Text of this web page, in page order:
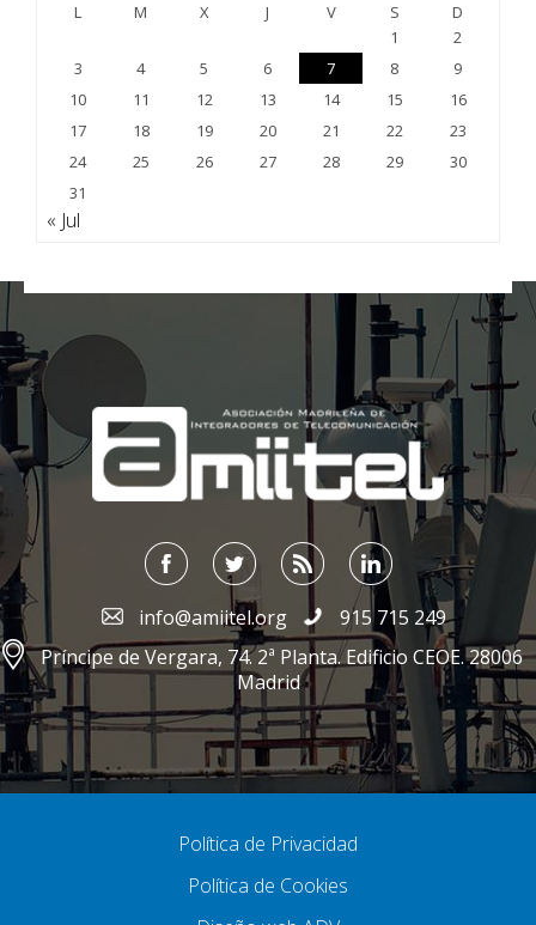
L M X J V S
D
1
2
3
4 5 6 7 8
9
10
11 12 13 14 15
16
17
18 19 20 21 22
23
24
25 26 27 28 29
30
31
« Jul
;
info@amiitel.org
915 715 249
Príncipe de Vergara, 74. 2ª Planta. Edificio CEOE. 28006
Madrid
Política de Privacidad
Política de Cookies